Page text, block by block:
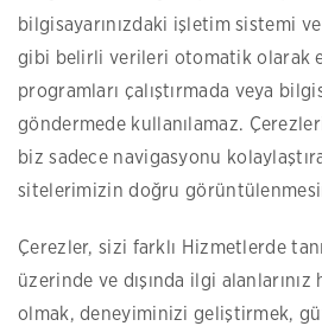
bilgisayarınızdaki işletim sistemi
gibi belirli verileri otomatik olarak
programları çalıştırmada veya
göndermede kullanılamaz.
biz sadece navigasyonu
sitelerimizin doğru
Çerezler, sizi farklı Hizmetlerde
üzerinde ve dışında ilgi
olmak, deneyiminizi geliştirmek,